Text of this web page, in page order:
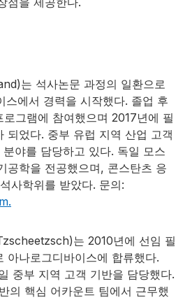
는 석사논문 과정의 일환으로
스에서 경력을 시작했다. 졸업 후
그램에 참여했으며 2017년에 필
되었다. 중부 유럽 지역 산업 고객
야를 담당하고 있다. 독일 모스
공학을 전공했으며, 콘스탄츠 응
사학위를 받았다. 문의:
는 2010년에 선임 필
아나로그디바이스에 합류했다.
중부 지역 고객 기반을 담당했다.
의 핵심 어카운트 팀에서 근무했